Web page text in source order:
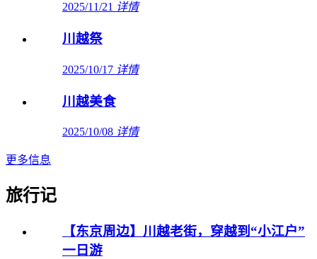
2025/11/21 详情
川越祭
2025/10/17 详情
川越美食
2025/10/08 详情
更多信息
旅行记
【东京周边】川越老街，穿越到“小江户”
一日游